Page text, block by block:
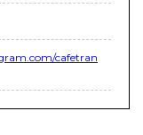
cafetran